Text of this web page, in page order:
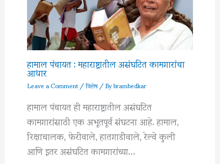
हामाल पंचायत : महाराष्ट्रातील असंघटित कामगारांचा
आधार
Leave a Comment/विशेष/ Bybrambedkar
हामाल पंचायत ही महाराष्ट्रातील असंघटित
कामगारांसाठी एक अभूतपूर्व संघटना आहे. हामाल,
रिक्षाचालक, फेरीवाले, हातगाडीवाले, रेल्वे कुली
आणि इतर असंघटित कामगारांच्या…